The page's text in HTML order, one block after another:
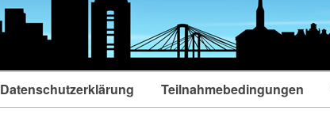
Datenschutzerklärung Teilnahmebedingungen